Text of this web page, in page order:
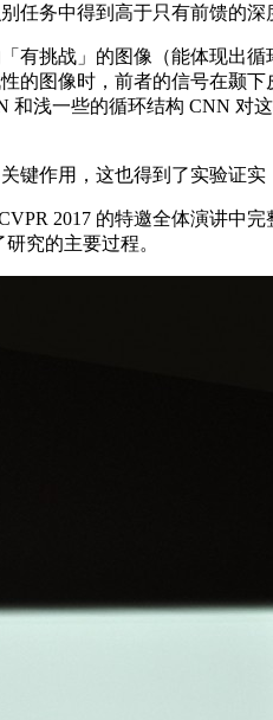
任务中得到高于只有前馈的深
挑战」的图像（能体现出
的图像时，前者的信号在颞
浅一些的循环结构 CNN
作用，这也得到了实验证实
2017 的特邀全体演讲中
究的主要过程。